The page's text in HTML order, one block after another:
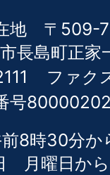
地 〒509-
長島町正家
ファ
号
8時30分か
月曜日か